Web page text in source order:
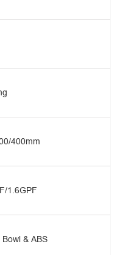
400mm
1.6GPF
& ABS